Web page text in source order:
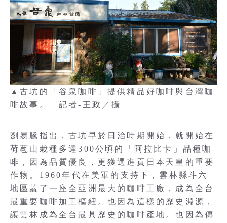
▲古坑的「谷泉咖啡」提供精品好咖啡與台灣咖
啡故事。 記者-王政／攝
劉易騰指出，古坑早於日治時期開始，就開始在
荷苞山栽種多達300公頃的「阿拉比卡」品種咖
啡，因為品質優良，更獲選進貢日本天皇的重要
作物。1960年代在美軍的支持下，雲林縣斗六
地區蓋了一座全亞洲最大的咖啡工廠，成為全台
最重要咖啡加工樞紐。也因為這樣的歷史淵源，
讓雲林成為全台最具歷史的咖啡產地。也因為傳